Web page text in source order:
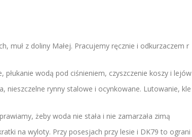
muł z doliny Małej. Pracujemy ręcznie i odkurzaczem r
wodą pod ciśnieniem, czyszczenie koszy i lejów
nieszczelne rynny stalowe i ocynkowane. Lutowanie, kle
żeby woda nie stała i nie zamarzała zimą
na wyloty. Przy posesjach przy lesie i DK79 to ograni